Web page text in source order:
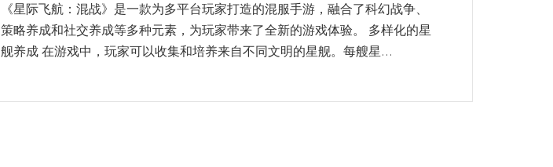
《星际飞航：混战》是一款为多平台玩家打造的混服手游，融合了科幻战争、
策略养成和社交养成等多种元素，为玩家带来了全新的游戏体验。 多样化的星
舰养成 在游戏中，玩家可以收集和培养来自不同文明的星舰。每艘星...